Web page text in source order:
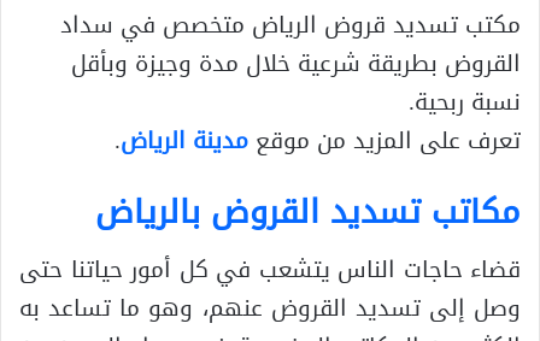
مكتب تسديد قروض الرياض متخصص في سداد
القروض بطريقة شرعية خلال مدة وجيزة وبأقل
نسبة ربحية.
تعرف على المزيد من موقعمدينة الرياض.
مكاتب تسديد القروض بالرياض
قضاء حاجات الناس يتشعب في كل أمور حياتنا حتى
وصل إلى تسديد القروض عنهم، وهو ما تساعد به